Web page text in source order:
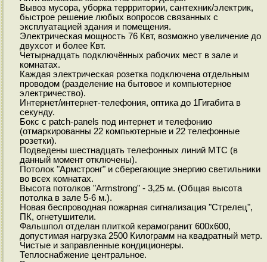
Вывоз мусора, уборка террритории, сантехник/электрик,
быстрое решение любых вопросов связанных с
эксплуатацией здания и помещения.
Электрическая мощность 76 Квт, возможно увеличение до
двухсот и более Квт.
Четырнадцать подключённых рабочих мест в зале и
комнатах.
Каждая электрическая розетка подключена отдельным
проводом (разделение на бытовое и компьютерное
электричество).
Интернет/интернет-телефония, оптика до 1Гигабита в
секунду.
Бокс с patch-panels под интернет и телефонию
(отмаркированны 22 компьютерные и 22 телефонные
розетки).
Подведены шестнадцать телефонных линий МТС (в
данный момент отключены).
Потолок "Армстронг" и сберегающие энергию светильники
во всех комнатах.
Высота потолков "Armstrong" - 3,25 м. (Общая высота
потолка в зале 5-6 м.).
Новая беспроводная пожарная сигнализация "Стрелец",
ПК, огнетушители.
Фальшпол отделан плиткой керамогранит 600х600,
допустимая нагрузка 2500 Килограмм на квадратный метр.
Чистые и заправленные кондиционеры.
Теплоснабжение центральное.